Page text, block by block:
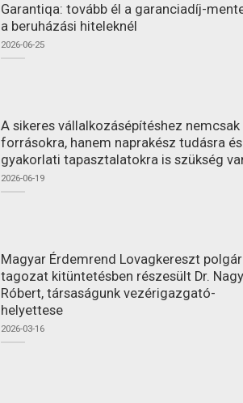
Garantiqa: tovább él a garanciadíj-
a beruházási hiteleknél
2026-06-25
A sikeres vállalkozásépítéshez nemcsak
forrásokra, hanem naprakész tudásra és
gyakorlati tapasztalatokra is szükség
2026-06-19
Magyar Érdemrend Lovagkereszt
tagozat kitüntetésben részesült Dr. Nagy
Róbert, társaságunk vezérigazgató-
helyettese
2026-03-16